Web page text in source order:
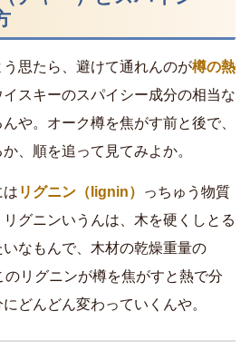
思たら、避けて通れんのが樽の熱
スキーのスパイシー成分の相当な
や。オーク樽を焦がす前と後で、
、順を追って見てみよか。
は リグニン（lignin）
っちゅう物質
グニンいうんは、木を硬くしとる
なもんで、木材の乾燥重量の
リグニンが樽を焦がすと熱で分
どんどん変わっていくんや。